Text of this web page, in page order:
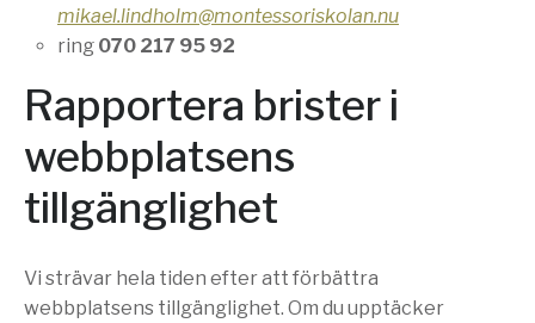
mikael.lindholm@montessoriskolan.nu
ring 070 217 95 92
Rapportera brister i
webbplatsens
tillgänglighet
Vi strävar hela tiden efter att förbättra
webbplatsens tillgänglighet. Om du upptäcker